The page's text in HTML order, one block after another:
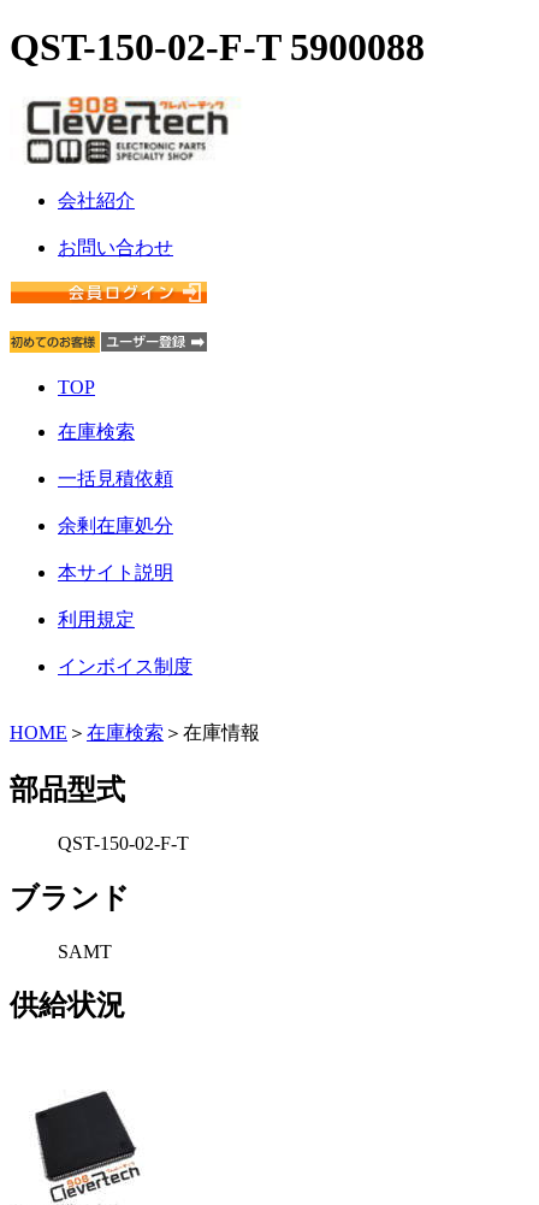
QST-150-02-F-T 5900088
会社紹介
お問い合わせ
TOP
在庫検索
一括見積依頼
余剰在庫処分
本サイト説明
利用規定
インボイス制度
HOME ＞ 在庫検索 ＞在庫情報
部品型式
QST-150-02-F-T
ブランド
SAMT
供給状況